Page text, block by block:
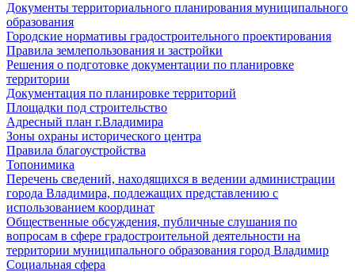
Документы территориального планирования муниципального
образования
Городские нормативы градостроительного проектирования
Правила землепользования и застройки
Решения о подготовке документации по планировке
территории
Документация по планировке территорий
Площадки под строительство
Адресный план г.Владимира
Зоны охраны исторического центра
Правила благоустройства
Топонимика
Перечень сведений, находящихся в ведении администрации
города Владимира, подлежащих представлению с
использованием координат
Общественные обсуждения, публичные слушания по
вопросам в сфере градостроительной деятельности на
территории муниципального образования город Владимир
Социальная сфера